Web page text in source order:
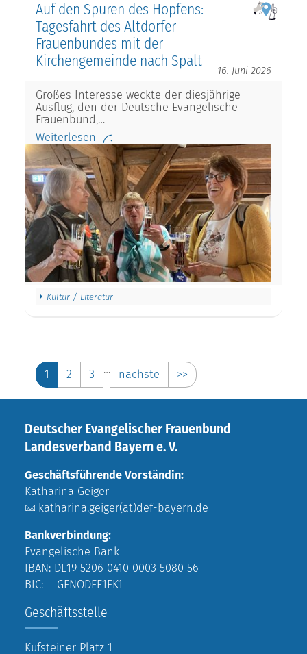
Auf den Spuren des Hopfens:
Tagesfahrt des Altdorfer
Frauenbundes mit der
Kirchengemeinde nach Spalt
16. Juni 2026
Großes Interesse weckte der diesjährige
Ausflug, den der Deutsche Evangelische
Frauenbund,…
Weiterlesen
Kultur / Literatur
1 2 3 … nächste >>
Deutscher Evangelischer Frauenbund
Landesverband Bayern e. V.
Geschäftsführende Vorständin:
Katharina Geiger
katharina.geiger(at)def-bayern.de
Bankverbindung:
Evangelische Bank
IBAN: DE19 5206 0410 0003 5080 56
BIC: GENODEF1EK1
Geschäftsstelle
Kufsteiner Platz 1